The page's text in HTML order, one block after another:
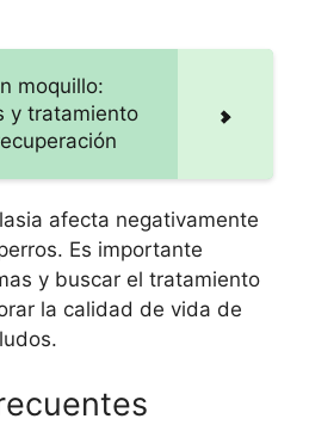
moquillo:
y tratamiento
afecta negativamente
Es importante
y buscar el tratamiento
la calidad de vida de